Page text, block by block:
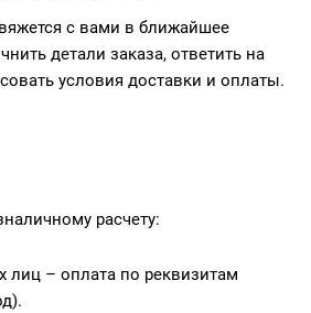
с вами в ближайшее
детали заказа, ответить на
условия доставки и оплаты.
расчету:
лиц – оплата по реквизитам